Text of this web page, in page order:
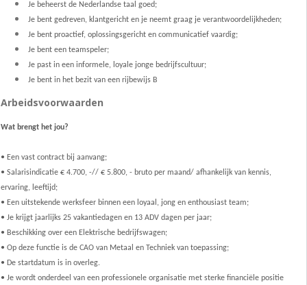
Je beheerst de Nederlandse taal goed;
Je bent gedreven, klantgericht en je neemt graag je verantwoordelijkheden;
Je bent proactief, oplossingsgericht en communicatief vaardig;
Je bent een teamspeler;
Je past in een informele, loyale jonge bedrijfscultuur;
Je bent in het bezit van een rijbewijs B
Arbeidsvoorwaarden
Wat brengt het jou?
• Een vast contract bij aanvang;
• Salarisindicatie € 4.700, -// € 5.800, - bruto per maand/ afhankelijk van kennis,
ervaring, leeftijd;
• Een uitstekende werksfeer binnen een loyaal, jong en enthousiast team;
• Je krijgt jaarlijks 25 vakantiedagen en 13 ADV dagen per jaar;
• Beschikking over een Elektrische bedrijfswagen;
• Op deze functie is de CAO van Metaal en Techniek van toepassing;
• De startdatum is in overleg.
• Je wordt onderdeel van een professionele organisatie met sterke financiële positie